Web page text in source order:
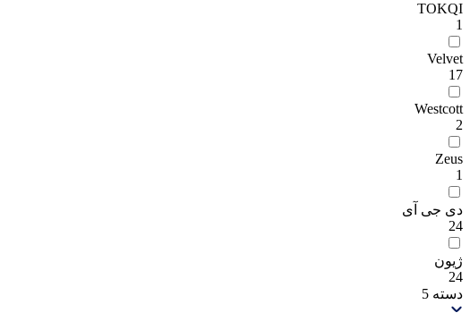
TOKQI
1
Velvet
17
Westcott
2
Zeus
1
دی جی آی
24
ژیون
24
دسته 5